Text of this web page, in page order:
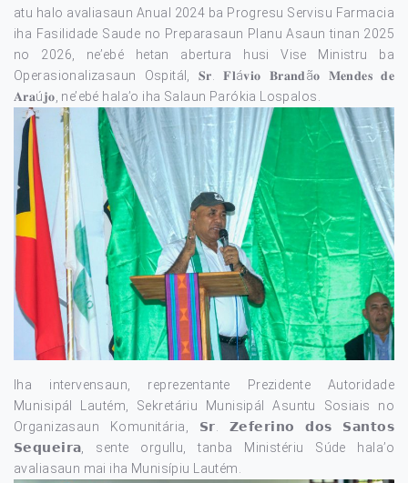
atu halo avaliasaun Anual 2024 ba Progresu Servisu Farmacia
iha Fasilidade Saude no Preparasaun Planu Asaun tinan 2025
no 2026, ne’ebé hetan abertura husi Vise Ministru ba
Operasionalizasaun Ospitál, 𝐒𝐫. 𝐅𝐥á𝐯𝐢𝐨 𝐁𝐫𝐚𝐧𝐝ã𝐨 𝐌𝐞𝐧𝐝𝐞𝐬 𝐝𝐞
𝐀𝐫𝐚ú𝐣𝐨, ne’ebé hala’o iha Salaun Parókia Lospalos.
Iha intervensaun, reprezentante Prezidente Autoridade
Munisipál Lautém, Sekretáriu Munisipál Asuntu Sosiais no
Organizasaun Komunitária, 𝗦𝗿. 𝗭𝗲𝗳𝗲𝗿𝗶𝗻𝗼 𝗱𝗼𝘀 𝗦𝗮𝗻𝘁𝗼𝘀
𝗦𝗲𝗾𝘂𝗲𝗶𝗿𝗮, sente orgullu, tanba Ministériu Súde hala’o
avaliasaun mai iha Munisípiu Lautém.